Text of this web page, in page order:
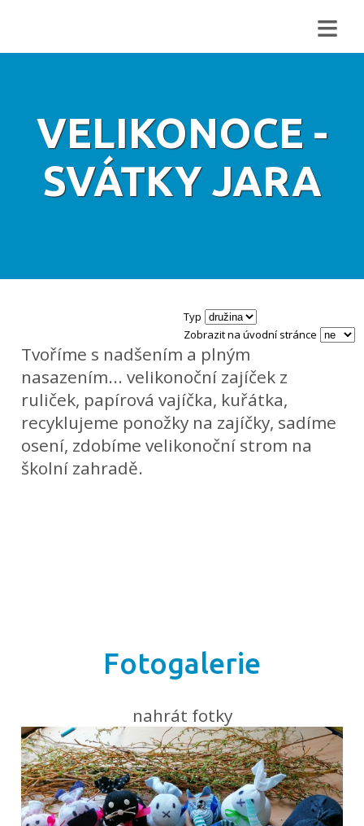
≡
VELIKONOCE -
SVÁTKY JARA
Typ
Zobrazit na úvodní stránce
Tvoříme s nadšením a plným
nasazením... velikonoční zajíček z
ruliček, papírová vajíčka, kuřátka,
recyklujeme ponožky na zajíčky, sadíme
osení, zdobíme velikonoční strom na
školní zahradě.
Fotogalerie
nahrát fotky